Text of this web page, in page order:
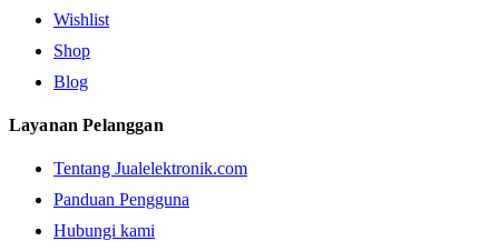
Wishlist
Shop
Blog
Layanan Pelanggan
Tentang Jualelektronik.com
Panduan Pengguna
Hubungi kami